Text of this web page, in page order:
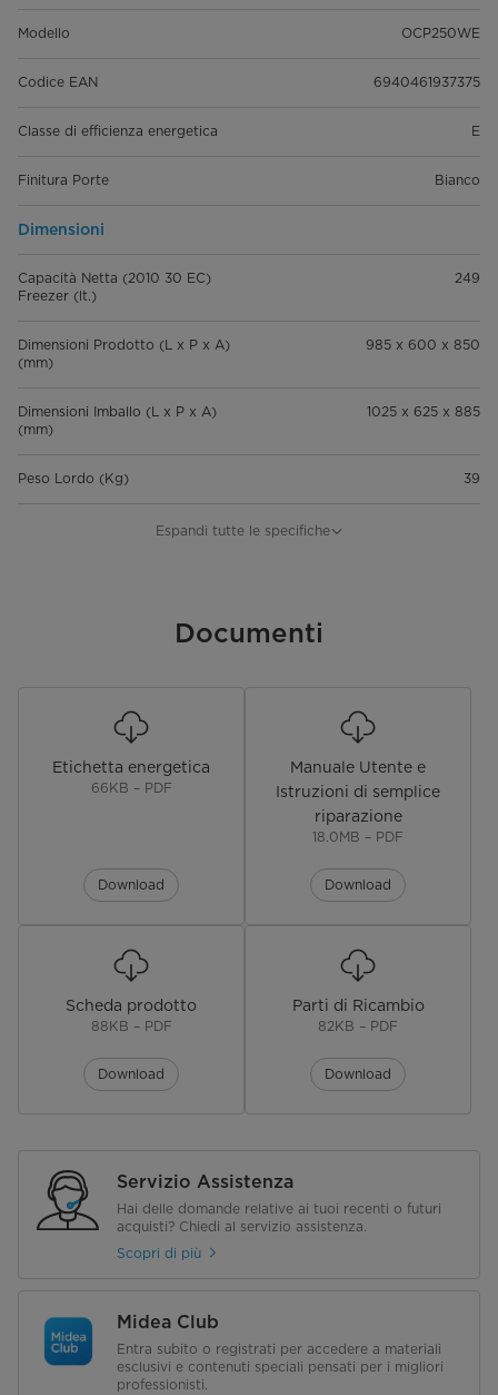
Modello OCP250WE
Codice EAN 6940461937375
Classe di efficienza energetica E
Finitura Porte Bianco
Dimensioni
Capacità Netta (2010 30 EC)
Freezer (lt.)
249
Dimensioni Prodotto (L x P x A)
(mm)
985 x 600 x 850
Dimensioni Imballo (L x P x A)
(mm)
1025 x 625 x 885
Peso Lordo (Kg) 39
Capacità di Congelamento (kg
Tempo di Risalita della
Temperatura (min)
Corrente Nominale (A)
Consumo Energetico (kwh 24h)
Consumo Energetico Annuale
(2010 30 EC) (kwh annum)
Numero Ripiani Cassetti Freezer
Controllo
Scongelamento Freezer Manuale
Espandi tutte le specifiche
Documenti
Etichetta energetica
66KB – PDF
Download
Manuale Utente e
Istruzioni di semplice
riparazione
18.0MB – PDF
Download
Scheda prodotto
88KB – PDF
Download
Parti di Ricambio
82KB – PDF
Download
Servizio Assistenza
Hai delle domande relative ai tuoi recenti o futuri
acquisti? Chiedi al servizio assistenza.
Scopri di più
Midea Club
Entra subito o registrati per accedere a materiali
esclusivi e contenuti speciali pensati per i migliori
professionisti.